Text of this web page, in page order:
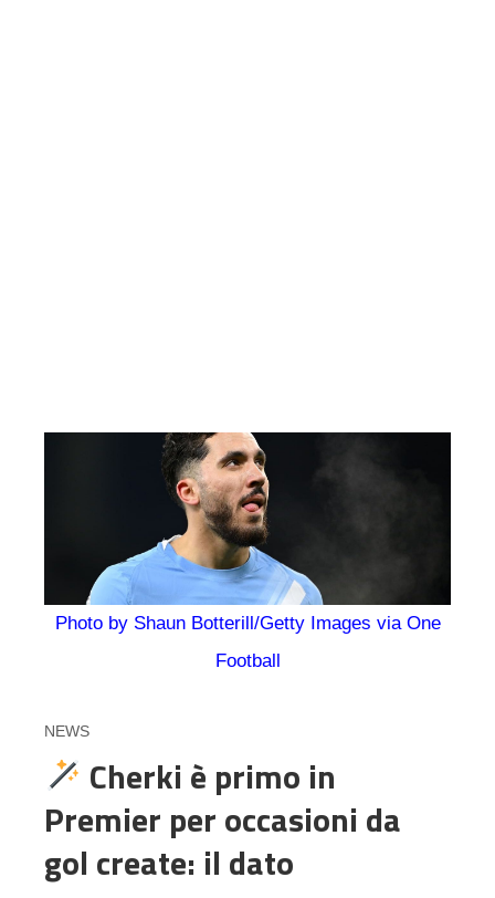
Photo by Shaun Botterill/Getty Images via One
Football
NEWS
Cherki è primo in
Premier per occasioni da
gol create: il dato